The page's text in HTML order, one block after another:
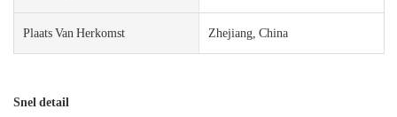
Plaats Van Herkomst Zhejiang, China
Snel detail